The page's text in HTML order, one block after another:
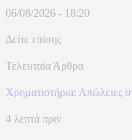
06/08/2026 - 18:20
Δείτε επίσης
Τελευταία Άρθρα
Χρηματιστήρια: Απώλειες
4 λεπτά πριν